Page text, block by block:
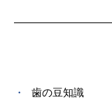
歯の豆知識